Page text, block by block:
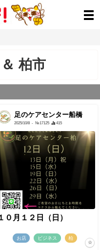
＆柏市
足のケアセンター船橋
2025/10/8 - №17125 415
０月１２日（日）
お店 ビジネス 柏